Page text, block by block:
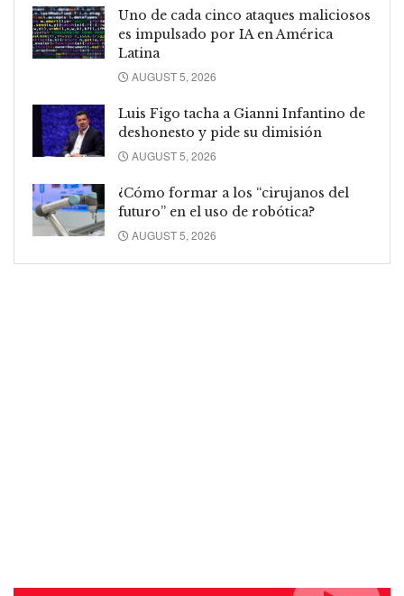
Uno de cada cinco ataques maliciosos
es impulsado por IA en América
Latina
AUGUST 5, 2026
Luis Figo tacha a Gianni Infantino de
deshonesto y pide su dimisión
AUGUST 5, 2026
¿Cómo formar a los “cirujanos del
futuro” en el uso de robótica?
AUGUST 5, 2026